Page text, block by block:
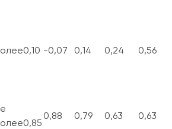
-0,07 0,14 0,24 0,56
0,88 0,79 0,63 0,63